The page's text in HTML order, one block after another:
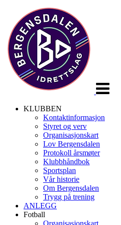
KLUBBEN
Kontaktinformasjon
Styret og verv
Organisasjonskart
Lov Bergensdalen
Protokoll årsmøter
Klubbhåndbok
Sportsplan
Vår historie
Om Bergensdalen
Trygg på trening
ANLEGG
Fotball
Organisasjonskart